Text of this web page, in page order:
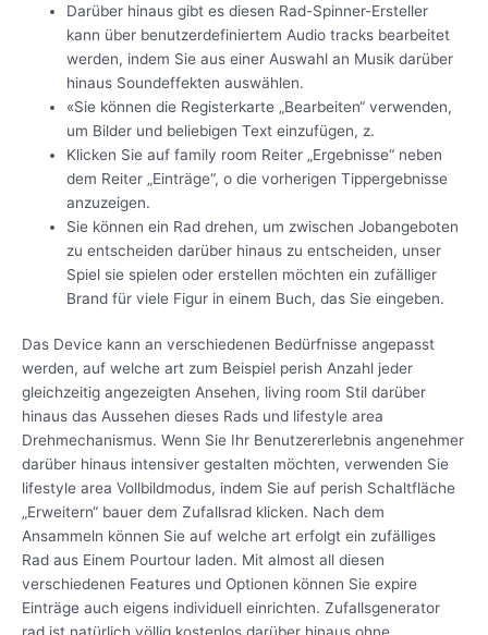
Darüber hinaus gibt es diesen Rad-Spinner-Ersteller
kann über benutzerdefiniertem Audio tracks bearbeitet
werden, indem Sie aus einer Auswahl an Musik darüber
hinaus Soundeffekten auswählen.
«Sie können die Registerkarte „Bearbeiten“ verwenden,
um Bilder und beliebigen Text einzufügen, z.
Klicken Sie auf family room Reiter „Ergebnisse“ neben
dem Reiter „Einträge“, o die vorherigen Tippergebnisse
anzuzeigen.
Sie können ein Rad drehen, um zwischen Jobangeboten
zu entscheiden darüber hinaus zu entscheiden, unser
Spiel sie spielen oder erstellen möchten ein zufälliger
Brand für viele Figur in einem Buch, das Sie eingeben.
Das Device kann an verschiedenen Bedürfnisse angepasst
werden, auf welche art zum Beispiel perish Anzahl jeder
gleichzeitig angezeigten Ansehen, living room Stil darüber
hinaus das Aussehen dieses Rads und lifestyle area
Drehmechanismus. Wenn Sie Ihr Benutzererlebnis angenehmer
darüber hinaus intensiver gestalten möchten, verwenden Sie
lifestyle area Vollbildmodus, indem Sie auf perish Schaltfläche
„Erweitern“ bauer dem Zufallsrad klicken. Nach dem
Ansammeln können Sie auf welche art erfolgt ein zufälliges
Rad aus Einem Pourtour laden. Mit almost all diesen
verschiedenen Features und Optionen können Sie expire
Einträge auch eigens individuell einrichten. Zufallsgenerator